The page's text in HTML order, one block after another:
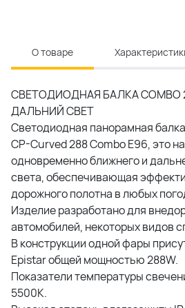
О товаре
СВЕТОДИОДНАЯ БАЛКА
ДАЛЬНИЙ СВЕТ
Светодиодная панорамная
CP-Curved 288 Combo E96, это
одновременно ближнего и
света, обеспечивающая
дорожного полотна в любых
Изделие разработано для
автомобилей, некоторых видов
В конструкции одной фары
Epistar общей мощностью 288W.
Показатели температуры
5500K.